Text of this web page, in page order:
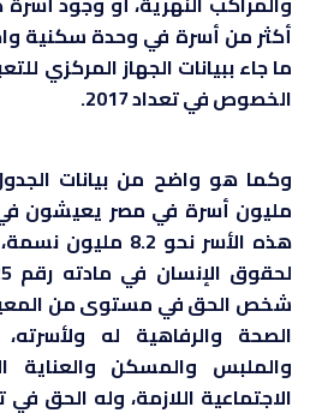
أكثر من أسرة في وحدة سكنية
ما جاء ببيانات الجهاز المركزي
الخصوص في تعداد 2017.
مليون أسرة في مصر يعيشون
هذه الأسر نحو 8.2
شخص الحق في مستوى من
الصحة والرفاهية له
والملبس والمسكن والعناية
الاجتماعية اللازمة، وله الحق